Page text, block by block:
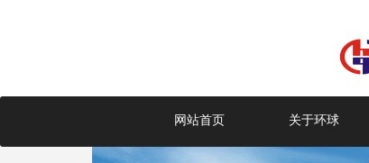
网站首页 关于环球